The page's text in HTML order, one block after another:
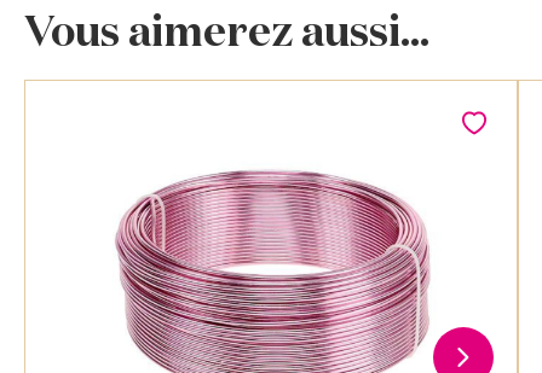
Vous aimerez aussi...